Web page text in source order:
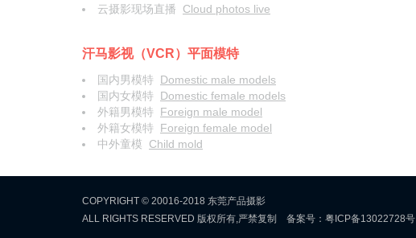
云摄影现场直播 Cloud photos live
汗马影视（VCR）平面模特
国内男模特
Domestic male models
国内女模特
Domestic female models
外籍男模特
Foreign male model
外籍女模特
Foreign female model
中外童模
Child mold
COPYRIGHT © 20016-2018 东莞产品摄影
ALL RIGHTS RESERVED 版权所有,严禁复制 备案号： 粤ICP备13022728号